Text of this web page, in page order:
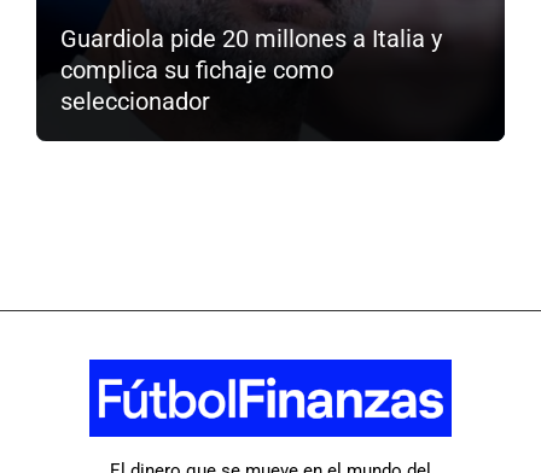
Guardiola pide 20 millones a Italia y
complica su fichaje como
seleccionador